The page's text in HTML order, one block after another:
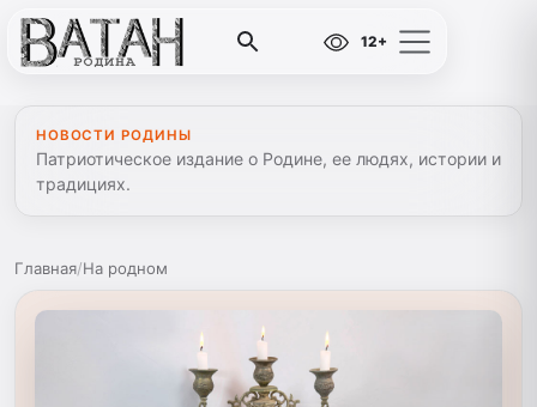
12+
НОВОСТИ РОДИНЫ
Патриотическое издание о Родине, ее людях, истории и
традициях.
Главная/На родном